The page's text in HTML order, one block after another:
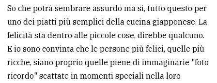
So che potrà sembrare assurdo ma sì, tutto questo per
uno dei piatti più semplici della cucina giapponese. La
felicità sta dentro alle piccole cose, direbbe qualcuno.
E io sono convinta che le persone più felici, quelle più
ricche, siano proprio quelle piene di immaginarie "foto
ricordo" scattate in momenti speciali nella loro